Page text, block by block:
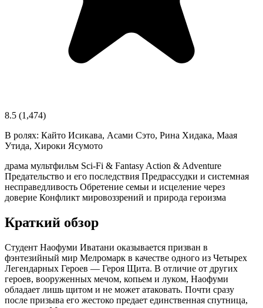
8.5 (1,474)
В ролях: Кайто Исикава, Асами Сэто, Рина Хидака, Маая
Утида, Хироки Ясумото
драма мультфильм Sci-Fi & Fantasy Action & Adventure
Предательство и его последствия Предрассудки и системная
несправедливость Обретение семьи и исцеление через
доверие Конфликт мировоззрений и природа героизма
Краткий обзор
Студент Наофуми Иватани оказывается призван в
фэнтезийный мир Мелромарк в качестве одного из Четырех
Легендарных Героев — Героя Щита. В отличие от других
героев, вооруженных мечом, копьем и луком, Наофуми
обладает лишь щитом и не может атаковать. Почти сразу
после призыва его жестоко предает единственная спутница,